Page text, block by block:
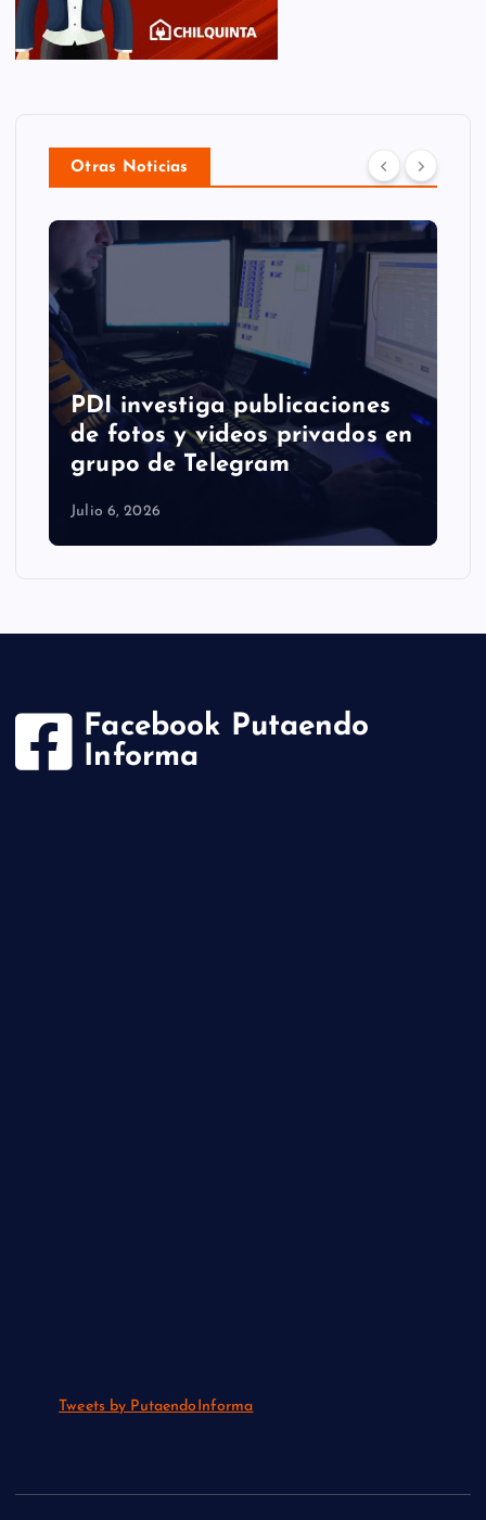
Otras Noticias
Libertad de Guzmanes no
parará de luchar hasta
ganar la Copa de
Campeonas
Julio 1, 2026
Facebook Putaendo
Informa
Tweets by PutaendoInforma